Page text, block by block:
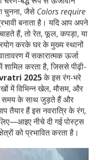
चुनना, जैसे Colors require
बनाता है। यदि आप अपने
हैं, तो रेत, फूल, कपड़ा, या
करके घर के मुख्य स्थानों
में सकारात्मक ऊर्जा
शामिल करता है, जिससे पीढ़ी-
2025के इस रंग-भरे
में विभिन्न खेल, मौसम, और
समय के साथ जुड़ते हैं और
तैयार हैं इस नवरात्रि के रंग,
नीचे दी गई पोस्ट्स
को प्रभावित करता है।